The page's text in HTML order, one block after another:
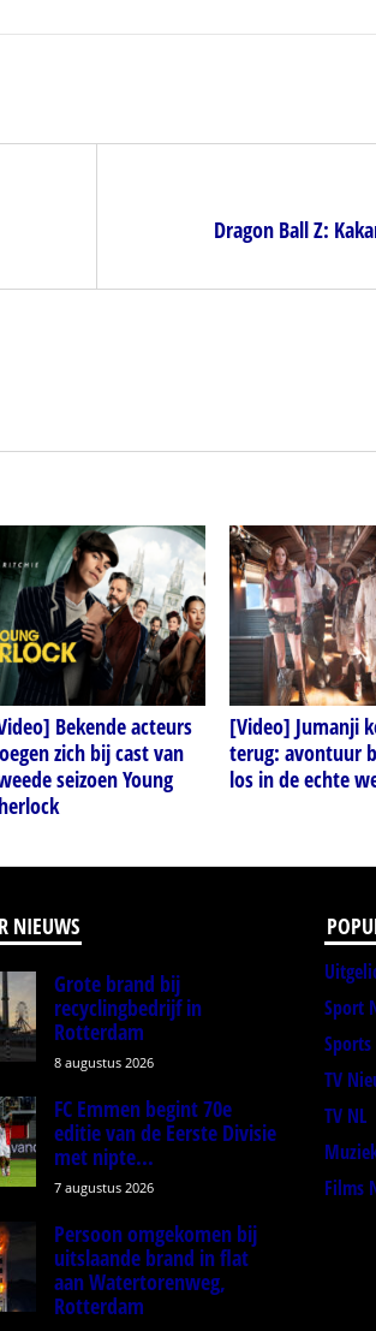
Dragon Ball Z:
Bekende acteurs
zich bij cast van
seizoen Young
[Video] Jumanji
terug: avontuur
los in de echte
NIEUWS
Grote brand bij
recyclingbedrijf in
Rotterdam
8 augustus 2026
FC Emmen begint 70e
editie van de Eerste Divisie
met nipte...
7 augustus 2026
Persoon omgekomen bij
uitslaande brand in flat
aan Watertorenweg,
Rotterdam
Sport
Sports
TV
TV NL
Films